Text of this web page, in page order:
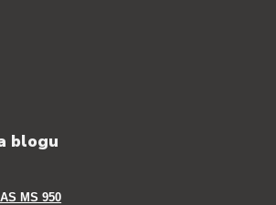
blogu
MS 950